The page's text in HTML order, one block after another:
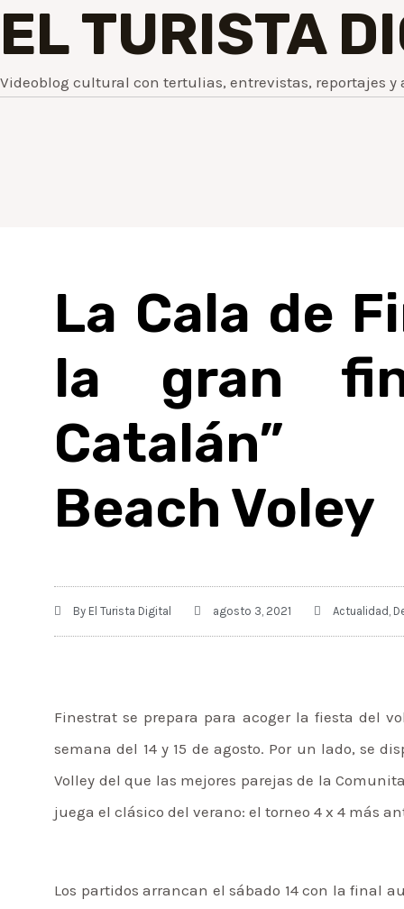
EL TURISTA
Videoblog cultural con tertulias, entrevistas, reportajes y
La Cala de
la gran
Catalán”
Beach Voley
By El Turista Digital agosto 3, 2021 Actualidad
Finestrat se prepara para acoger la fiesta del
semana del 14 y 15 de agosto. Por un lado, se
Volley del que las mejores parejas de la
juega el clásico del verano: el torneo 4 x 4 más
Los partidos arrancan el sábado 14 con la final